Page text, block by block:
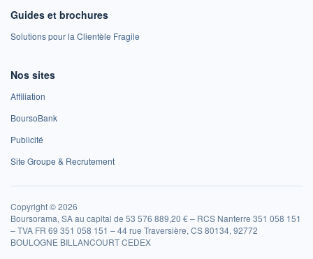
Guides et brochures
Solutions pour la Clientèle Fragile
Nos sites
Affiliation
BoursoBank
Publicité
Site Groupe & Recrutement
Copyright © 2026
Boursorama, SA au capital de 53 576 889,20 € – RCS Nanterre 351 058 151
– TVA FR 69 351 058 151 – 44 rue Traversière, CS 80134, 92772
BOULOGNE BILLANCOURT CEDEX